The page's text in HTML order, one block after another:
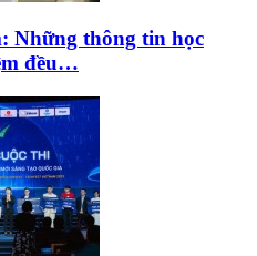
Những thông tin học
đều…